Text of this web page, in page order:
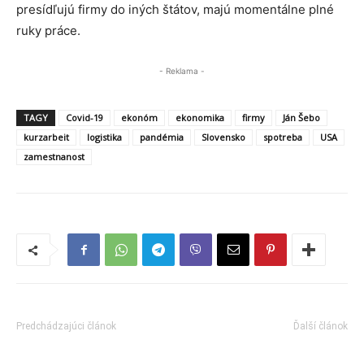
presídľujú firmy do iných štátov, majú momentálne plné
ruky práce.
- Reklama -
TAGY Covid-19 ekonóm ekonomika firmy
Ján Šebo
kurzarbeit
logistika pandémia Slovensko spotreba
USA
zamestnanost
Predchádzajúci článok Ďalší článok